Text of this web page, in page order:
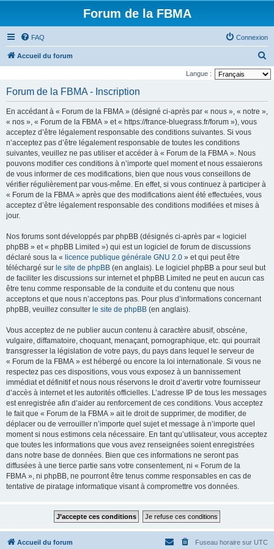
Forum de la FBMA
FAQ Connexion
Accueil du forum
e
e
Langue :
Forum de la FBMA - Inscription
En accédant à « Forum de la FBMA » (désigné ci-après par « nous », « notre »,
« nos », « Forum de la FBMA » et « https://france-bluegrass.fr/forum »), vous
acceptez d’être légalement responsable des conditions suivantes. Si vous
n’acceptez pas d’être légalement responsable de toutes les conditions
suivantes, veuillez ne pas utiliser et accéder à « Forum de la FBMA ». Nous
pouvons modifier ces conditions à n’importe quel moment et nous essaierons
de vous informer de ces modifications, bien que nous vous conseillons de
vérifier régulièrement par vous-même. En effet, si vous continuez à participer à
« Forum de la FBMA » après que des modifications aient été effectuées, vous
acceptez d’être légalement responsable des conditions modifiées et mises à
jour.
Nos forums sont développés par phpBB (désignés ci-après par « logiciel
phpBB » et « phpBB Limited ») qui est un logiciel de forum de discussions
déclaré sous la « licence publique générale GNU 2.0 » et qui peut être
téléchargé sur le site de phpBB (en anglais). Le logiciel phpBB a pour seul but
de faciliter les discussions sur internet et phpBB Limited ne peut en aucun cas
être tenu comme responsable de la conduite et du contenu que nous
acceptons et que nous n’acceptons pas. Pour plus d’informations concernant
phpBB, veuillez consulter le site de phpBB (en anglais).
Vous acceptez de ne publier aucun contenu à caractère abusif, obscène,
vulgaire, diffamatoire, choquant, menaçant, pornographique, etc. qui pourrait
transgresser la législation de votre pays, du pays dans lequel le serveur de
« Forum de la FBMA » est hébergé ou encore la loi internationale. Si vous ne
respectez pas ces dispositions, vous vous exposez à un bannissement
immédiat et définitif et nous nous réservons le droit d’avertir votre fournisseur
d’accès à internet et les autorités officielles. L’adresse IP de tous les messages
est enregistrée afin d’aider au renforcement de ces conditions. Vous acceptez
le fait que « Forum de la FBMA » ait le droit de supprimer, de modifier, de
déplacer ou de verrouiller n’importe quel sujet et message à n’importe quel
moment si nous estimons cela nécessaire. En tant qu’utilisateur, vous acceptez
que toutes les informations que vous avez renseignées soient enregistrées
dans notre base de données. Bien que ces informations ne seront pas
diffusées à une tierce partie sans votre consentement, ni « Forum de la
FBMA », ni phpBB, ne pourront être tenus comme responsables en cas de
tentative de piratage informatique visant à compromettre vos données.
Accueil du forum Fuseau horaire sur UTC